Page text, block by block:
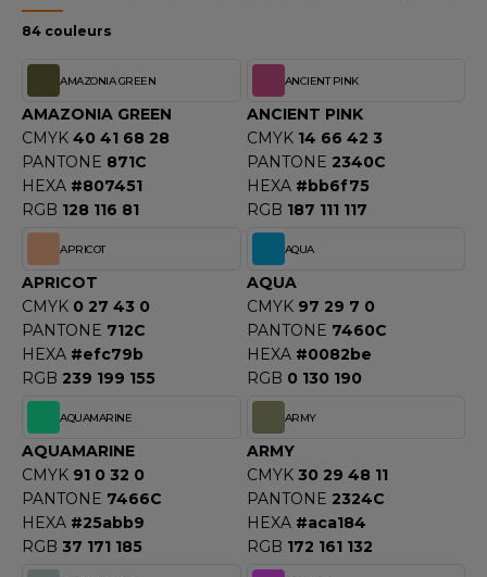
VETEMENTS
SHIRT
SHIRT
PROFESSIONNELLE
- BLOUSON
- BLANKS
COOL
HOODS
SERIE
84 couleurs
AMAZONIA GREEN
AMAZONIA GREEN
CMYK 40 41 68 28
PANTONE 871C
HEXA #807451
RGB 128 116 81
ANCIENT PINK
ANCIENT PINK
CMYK 14 66 42 3
PANTONE 2340C
HEXA #bb6f75
RGB 187 111 117
APRICOT
APRICOT
CMYK 0 27 43 0
PANTONE 712C
HEXA #efc79b
RGB 239 199 155
AQUA
AQUA
CMYK 97 29 7 0
PANTONE 7460C
HEXA #0082be
RGB 0 130 190
AQUAMARINE
AQUAMARINE
CMYK 91 0 32 0
PANTONE 7466C
HEXA #25abb9
RGB 37 171 185
ARMY
ARMY
CMYK 30 29 48 11
PANTONE 2324C
HEXA #aca184
RGB 172 161 132